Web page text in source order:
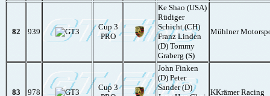
82 939
Cup 3
PRO
Ke Shao (USA)
Rüdiger
Schicht (CH)
Franz Linden
(D) Tommy
Graberg (S)
Mühlner
83 978
Cup 3
John Finken
(D) Peter
Sander (D)
KKrämer Racing